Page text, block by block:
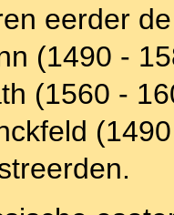
eerder
(1490 -
(1560 -